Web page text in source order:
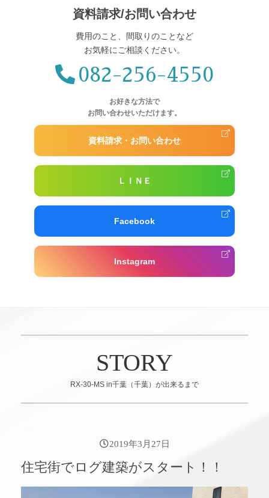
資料請求/お問い合わせ
費用のこと、間取りのことなど
お気軽にご相談ください。
082-256-4550
お好きな方法で
お問い合わせいただけます。
資料請求・お問い合わせ
ＬＩＮＥ
Facebook
Instagram
STORY
RX-30-MS in千葉（千葉）が出来るまで
2019年3月27日
住宅街でログ建築がスタート！！